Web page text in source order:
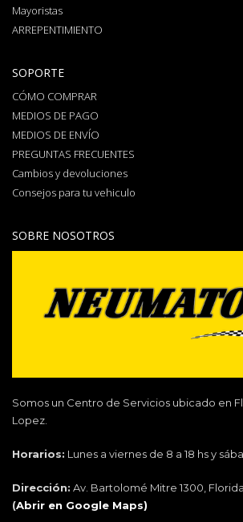
Mayoristas
ARREPENTIMIENTO
SOPORTE
CÓMO COMPRAR
MEDIOS DE PAGO
MEDIOS DE ENVÍO
PREGUNTAS FRECUENTES
Cambios y devoluciones
Consejos para tu vehiculo
SOBRE NOSOTROS
Somos un Centro de Servicios ubicado en
Lopez.
Horarios: Lunes a viernes de 8 a 18 hs y
Dirección: Av. Bartolomé Mitre 1300,
(Abrir en Google Maps)